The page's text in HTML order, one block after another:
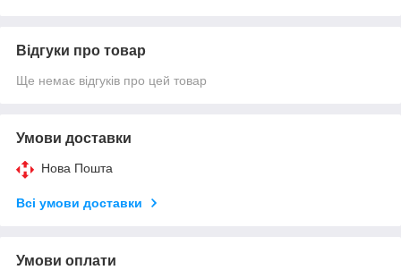
Відгуки про товар
Ще немає відгуків про цей товар
Умови доставки
Нова Пошта
Всі умови доставки
Умови оплати